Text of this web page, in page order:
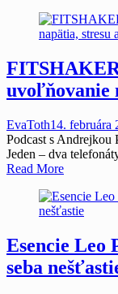
uvoľňovanie
EvaToth14. februára
Podcast s Andrejkou
Jeden – dva
Read More
Esencie Leo
seba